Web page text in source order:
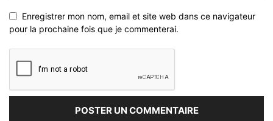
Enregistrer mon nom, email et site web dans ce navigateur
pour la prochaine fois que je commenterai.